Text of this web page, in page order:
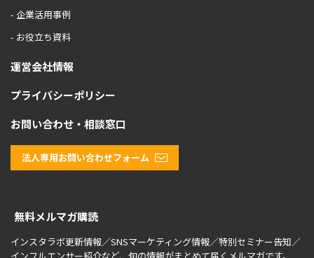
- 企業活用事例
- お役立ち資料
運営会社情報
プライバシーポリシー
お問い合わせ・相談窓口
法人専用お問い合わせフォーム
無料メルマガ購読
インスタラボ更新情報／SNSマーケティング情報／特別セミナー告知／